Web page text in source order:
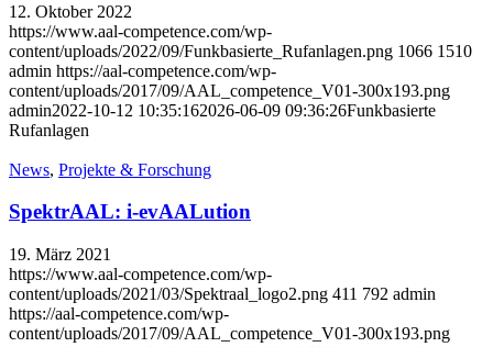
12. Oktober 2022
https://www.aal-competence.com/wp-
content/uploads/2022/09/Funkbasierte_Rufanlagen.png 1066 1510
admin https://aal-competence.com/wp-
content/uploads/2017/09/AAL_competence_V01-300x193.png
admin2022-10-12 10:35:162026-06-09 09:36:26Funkbasierte
Rufanlagen
News, Projekte & Forschung
SpektrAAL: i-evAALution
19. März 2021
https://www.aal-competence.com/wp-
content/uploads/2021/03/Spektraal_logo2.png 411 792 admin
https://aal-competence.com/wp-
content/uploads/2017/09/AAL_competence_V01-300x193.png